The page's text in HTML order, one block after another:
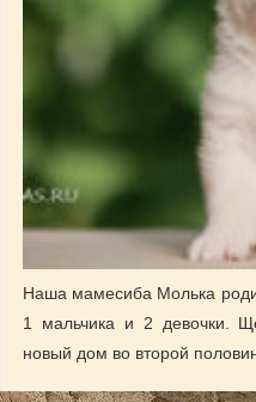
Наша мамесиба Молька
1 мальчика и 2 девочки.
новый дом во второй